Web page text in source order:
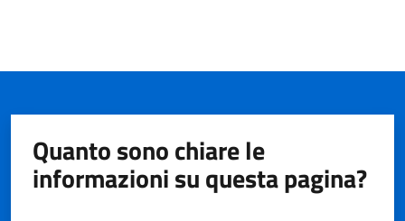
Quanto sono chiare le
informazioni su questa pagina?